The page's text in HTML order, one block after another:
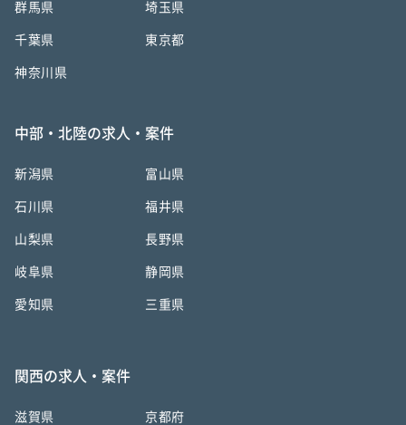
群馬県 埼玉県
千葉県 東京都
神奈川県
中部・北陸の求人・案件
新潟県 富山県
石川県 福井県
山梨県 長野県
岐阜県 静岡県
愛知県 三重県
関西の求人・案件
滋賀県 京都府